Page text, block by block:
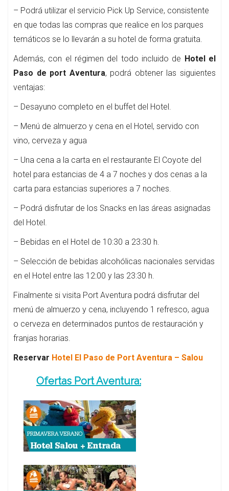
– Podrá utilizar el servicio Pick Up Service, consistente
en que todas las compras que realice en los parques
temáticos se lo llevarán a su hotel de forma gratuita.
Además, con el régimen del todo incluido de Hotel el
Paso de port Aventura, podrá obtener las siguientes
ventajas:
– Desayuno completo en el buffet del Hotel.
– Menú de almuerzo y cena en el Hotel, servido con
vino, cerveza y agua
– Una cena a la carta en el restaurante El Coyote del
hotel para estancias de 4 a 7 noches y dos cenas a la
carta para estancias superiores a 7 noches.
– Podrá disfrutar de los Snacks en las áreas asignadas
del Hotel.
– Bebidas en el Hotel de 10:30 a 23:30 h.
– Selección de bebidas alcohólicas nacionales servidas
en el Hotel entre las 12:00 y las 23:30 h.
Finalmente si visita Port Aventura podrá disfrutar del
menú de almuerzo y cena, incluyendo 1 refresco, agua
o cerveza en determinados puntos de restauración y
franjas horarias.
Reservar Hotel El Paso de Port Aventura – Salou
Ofertas Port Aventura: